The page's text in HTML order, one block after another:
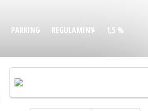
PARKING REGULAMINY
1,5 %